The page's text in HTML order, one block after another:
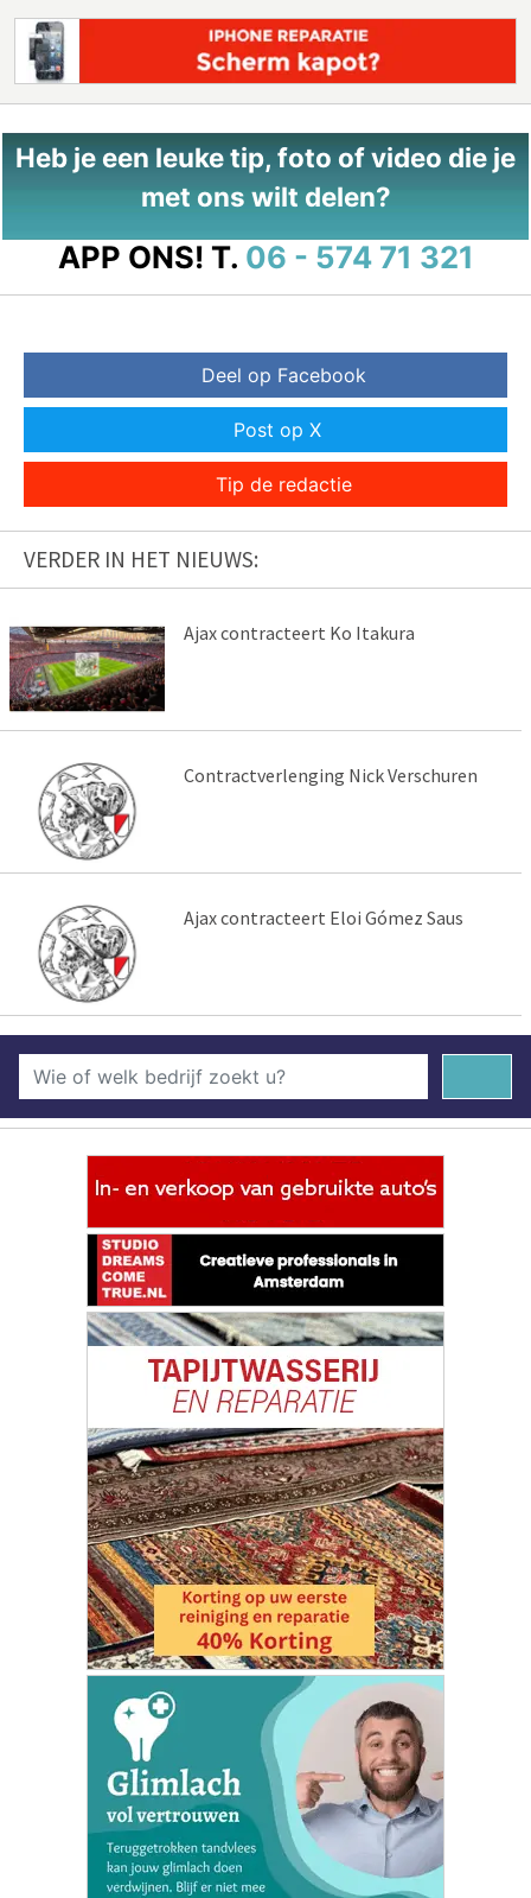
Heb je een leuke tip, foto of video die je
met ons wilt delen?
APP ONS! T. 06 - 574 71 321
Deel op Facebook
Post op X
Tip de redactie
VERDER IN HET NIEUWS:
Ajax contracteert Ko Itakura
Contractverlenging Nick Verschuren
Ajax contracteert Eloi Gómez Saus